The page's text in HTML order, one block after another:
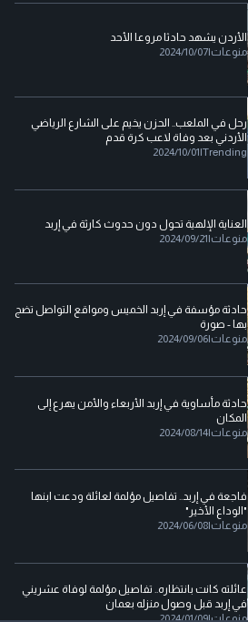
الأردن يشهد حادثا مروعا الأحد
منوعات|
2024/10/07
رحل في الملعب.. الحزن يخيم على الشارع الرياضي
الأردني بعد وفاة لاعب كرة قدم
Trending
|
2024/10/01
العناية الإلهية تحول دون حدوث كارثة في إربد
منوعات|
2024/09/21
حادثة مؤسفة في إربد الخميس ومواقع التواصل تضج
بها - صورة
منوعات|
2024/09/06
حادثة مأساوية في إربد الأربعاء والأمن يهرع إلى
المكان
منوعات|
2024/08/14
فاجعة في إربد.. تفاصيل مؤلمة لعائلة ودعت ابنها
"الوداع الأخير"
منوعات|
2024/06/08
عائلته كانت بانتظاره.. تفاصيل مؤلمة لوفاة عشريني
في إربد قبل وصول منزله بعمان
منوعات|
2024/01/09